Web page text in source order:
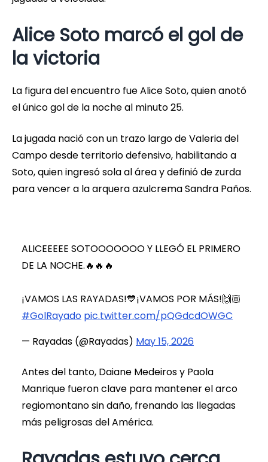
Alice Soto marcó el gol de
la victoria
La figura del encuentro fue Alice Soto, quien anotó
el único gol de la noche al minuto 25.
La jugada nació con un trazo largo de Valeria del
Campo desde territorio defensivo, habilitando a
Soto, quien ingresó sola al área y definió de zurda
para vencer a la arquera azulcrema Sandra Paños.
ALICEEEEE SOTOOOOOOO Y LLEGÓ EL PRIMERO
DE LA NOCHE.🔥🔥🔥
¡VAMOS LAS RAYADAS!💙¡VAMOS POR MÁS!🙌🏼
#GolRayado pic.twitter.com/pQGdcdOWGC
— Rayadas (@Rayadas) May 15, 2026
Antes del tanto, Daiane Medeiros y Paola
Manrique fueron clave para mantener el arco
regiomontano sin daño, frenando las llegadas
más peligrosas del América.